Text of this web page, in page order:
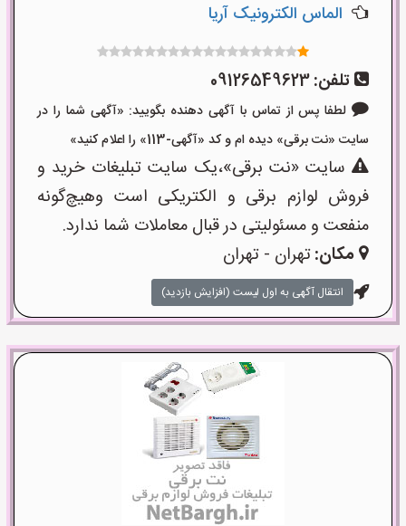
الماس الکترونیک آریا
تلفن:09126549623
لطفا پس از تماس با آگهی دهنده بگویید: «آگهی شما را در
سایت «نت برقی» دیده ام و کد «آگهی-113» را اعلام کنید»
سایت «نت برقی»،یک سایت تبلیغات خرید و
فروش لوازم برقی و الکتریکی است وهیچ‌گونه
منفعت و مسئولیتی در قبال معاملات شما ندارد.
مکان:تهران - تهران
انتقال آگهی به اول لیست (افزایش بازدید)